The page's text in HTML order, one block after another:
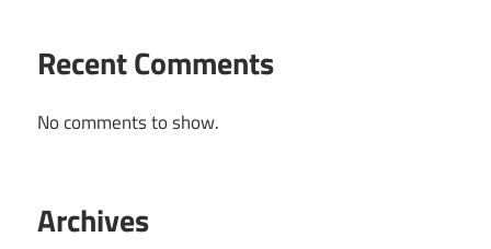
Recent Comments
No comments to show.
Archives